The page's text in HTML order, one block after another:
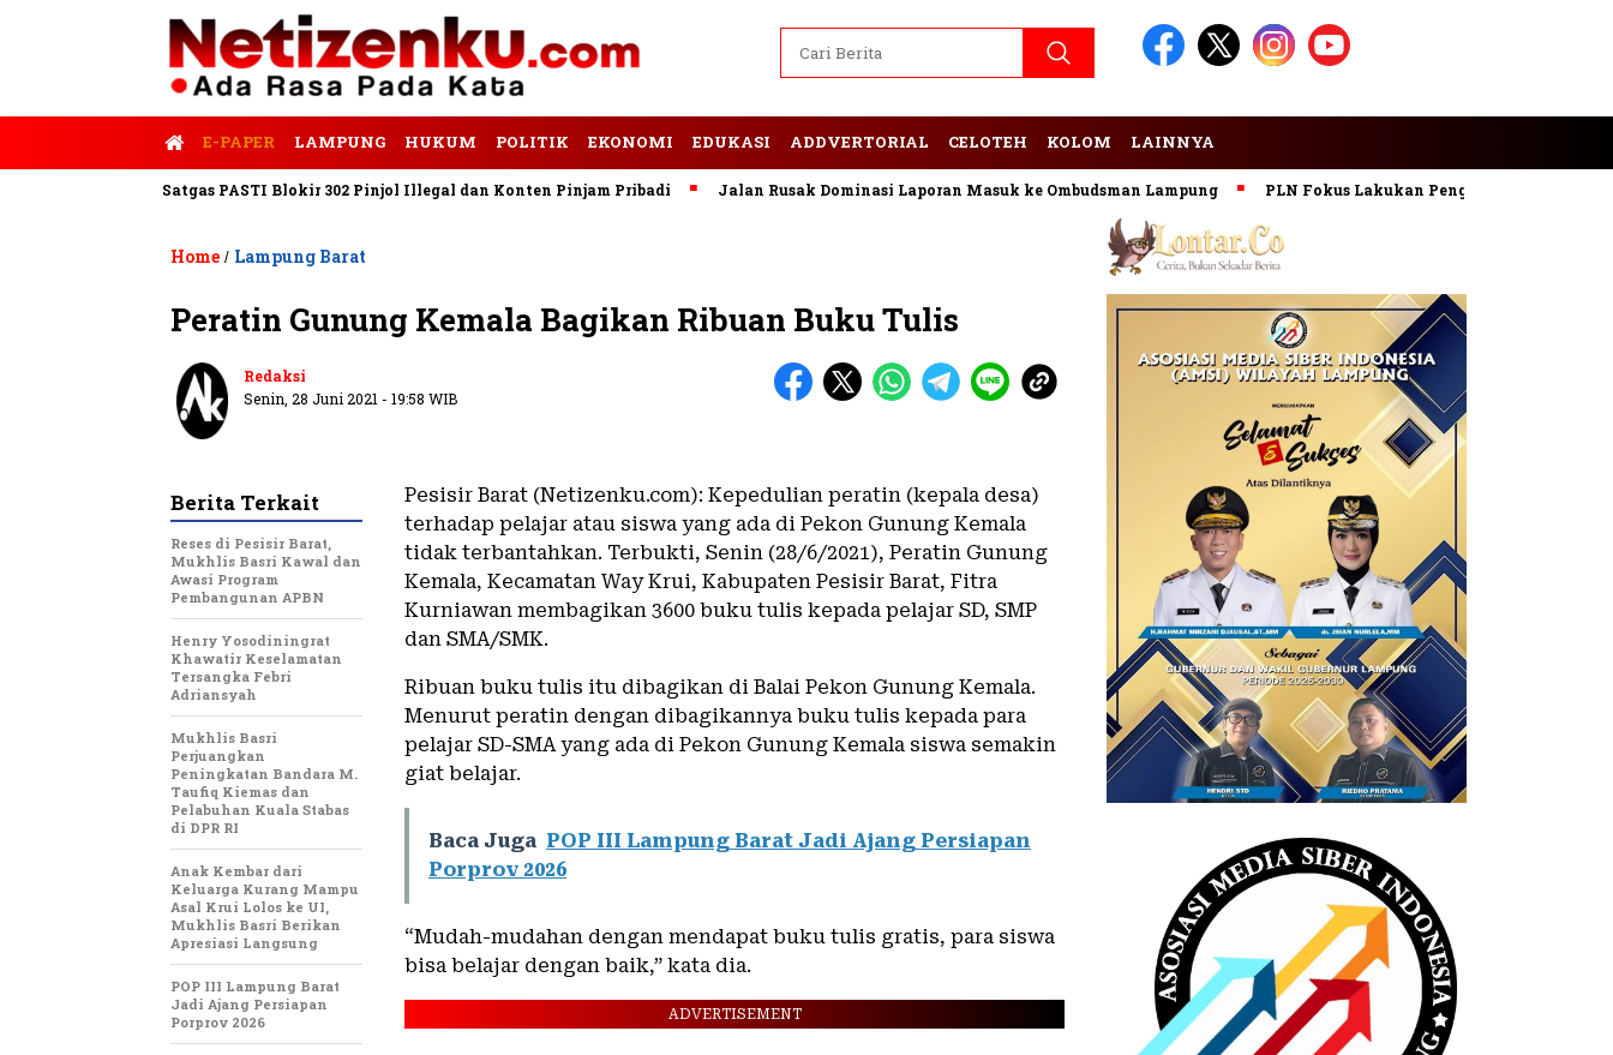
E-PAPER LAMPUNG HUKUM POLITIK EKONOMI EDUKASI ADDVERTORIAL CELOTEH KOLOM LAINNYA
Satgas PASTI Blokir 302 Pinjol Illegal dan Konten Pinjam Pribadi Jalan Rusak Dominasi Laporan Masuk ke Ombudsman Lampung PLN Fokus Lakukan Pengembangan Pembangkit
Home / Lampung Barat
Peratin Gunung Kemala Bagikan Ribuan Buku Tulis
Redaksi
Senin, 28 Juni 2021 - 19:58 WIB
Pesisir Barat (Netizenku.com): Kepedulian peratin (kepala desa)
terhadap pelajar atau siswa yang ada di Pekon Gunung Kemala
tidak terbantahkan. Terbukti, Senin (28/6/2021), Peratin Gunung
Kemala, Kecamatan Way Krui, Kabupaten Pesisir Barat, Fitra
Kurniawan membagikan 3600 buku tulis kepada pelajar SD, SMP
dan SMA/SMK.
Ribuan buku tulis itu dibagikan di Balai Pekon Gunung Kemala.
Menurut peratin dengan dibagikannya buku tulis kepada para
pelajar SD-SMA yang ada di Pekon Gunung Kemala siswa semakin
giat belajar.
Baca Juga POP III Lampung Barat Jadi Ajang Persiapan
Porprov 2026
“Mudah-mudahan dengan mendapat buku tulis gratis, para siswa
bisa belajar dengan baik,” kata dia.
ADVERTISEMENT
Berita Terkait
Reses di Pesisir Barat,
Mukhlis Basri Kawal dan
Awasi Program
Pembangunan APBN
Henry Yosodiningrat
Khawatir Keselamatan
Tersangka Febri
Adriansyah
Mukhlis Basri
Perjuangkan
Peningkatan Bandara M.
Taufiq Kiemas dan
Pelabuhan Kuala Stabas
di DPR RI
Anak Kembar dari
Keluarga Kurang Mampu
Asal Krui Lolos ke UI,
Mukhlis Basri Berikan
Apresiasi Langsung
POP III Lampung Barat
Jadi Ajang Persiapan
Porprov 2026